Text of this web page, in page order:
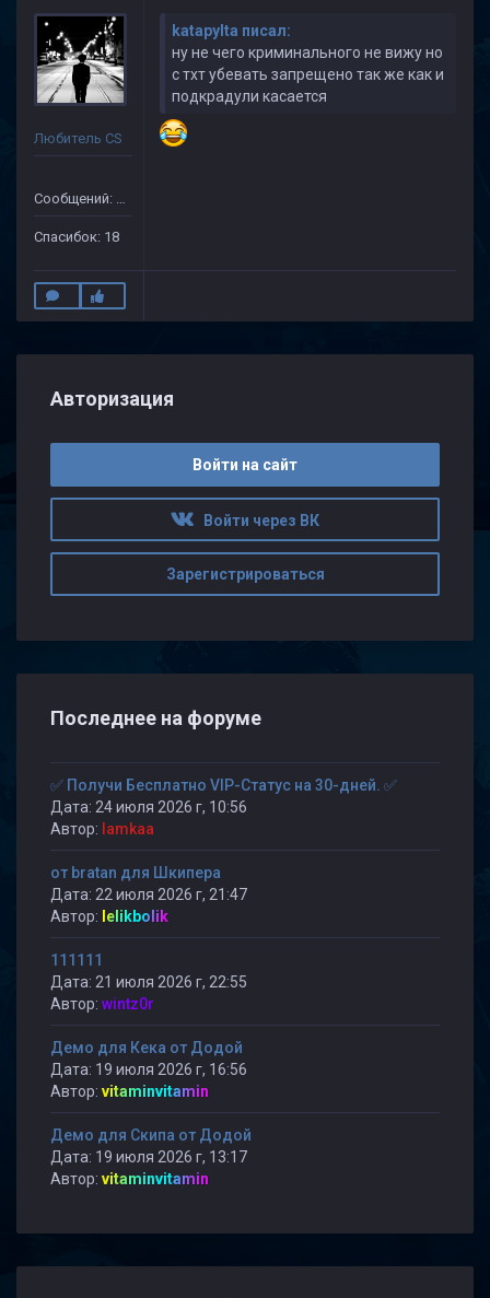
Любитель CS
Сообщений: 505
Спасибок: 18
katapylta писал:
ну не чего криминального не вижу но
с тхт убевать запрещено так же как и
подкрадули касается
Авторизация
Войти на сайт
Войти через ВК
Зарегистрироваться
Последнее на форуме
✅ Получи Бесплатно VIP-Статус на 30-дней. ✅
Дата: 24 июля 2026 г, 10:56
Автор: lamkaa
от bratan для Шкипера
Дата: 22 июля 2026 г, 21:47
Автор: lelikbolik
111111
Дата: 21 июля 2026 г, 22:55
Автор: wintz0r
Демо для Кека от Додой
Дата: 19 июля 2026 г, 16:56
Автор: vitaminvitamin
Демо для Скипа от Додой
Дата: 19 июля 2026 г, 13:17
Автор: vitaminvitamin